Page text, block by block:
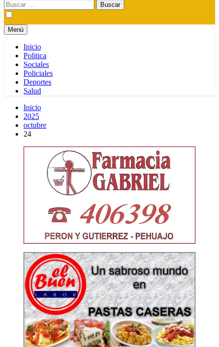
Buscar:
Menú
Inicio
Politica
Sociales
Policiales
Deportes
Salud
Inicio
2025
octubre
24